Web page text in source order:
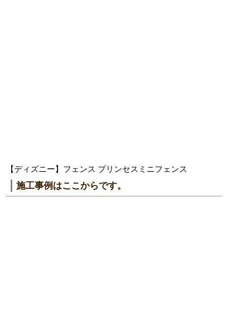
【ディズニー】フェンス プリンセスミニフェンス
施工事例はここからです。